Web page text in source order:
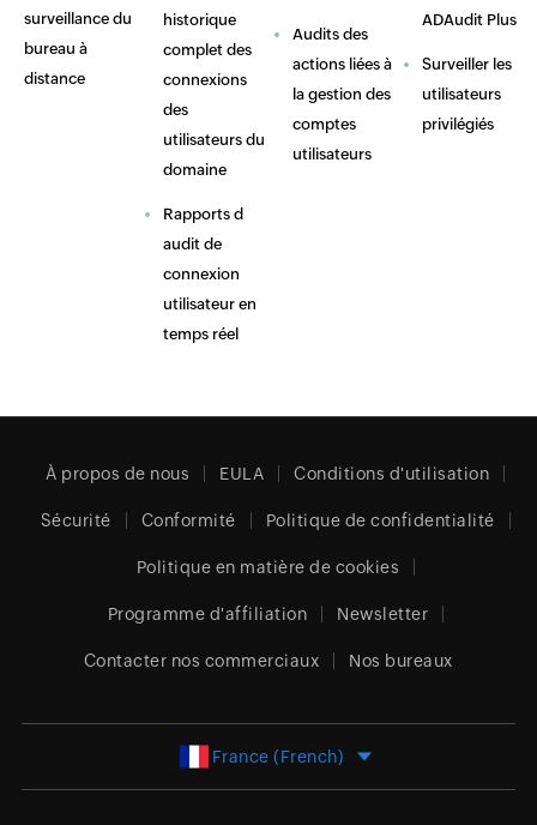
surveillance du
bureau à
distance
historique
complet des
connexions
des
utilisateurs du
domaine
Rapports d
audit de
connexion
utilisateur en
temps réel
Audits des
actions liées à
la gestion des
comptes
utilisateurs
ADAudit Plus
Surveiller les
utilisateurs
privilégiés
À propos de nous EULA Conditions d'utilisation
Sécurité Conformité Politique de confidentialité
Politique en matière de cookies
Programme d'affiliation Newsletter
Contacter nos commerciaux Nos bureaux
France (French)